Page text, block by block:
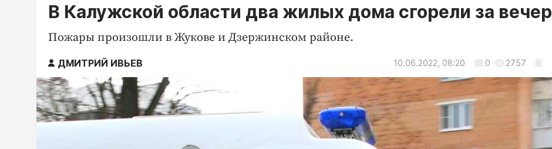
В Калужской области два жилых дома сгорели за вечер
Пожары произошли в Жукове и Дзержинском районе.
ДМИТРИЙ ИВЬЕВ 10.06.2022, 08:20 0 2757